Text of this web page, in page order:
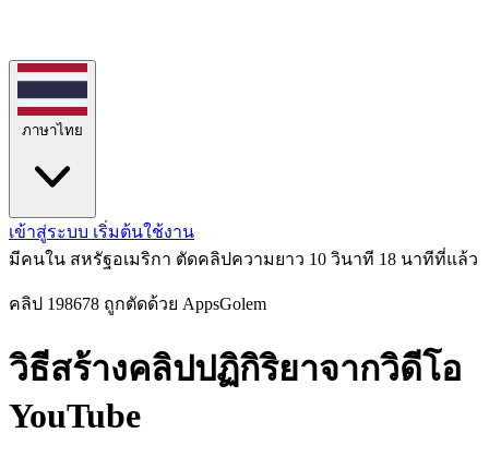
ภาษาไทย
เข้าสู่ระบบ เริ่มต้นใช้งาน
มีคนใน สหรัฐอเมริกา ตัดคลิปความยาว 10 วินาที 18 นาทีที่แล้ว
คลิป 198678 ถูกตัดด้วย AppsGolem
วิธีสร้างคลิปปฏิกิริยาจากวิดีโอ
YouTube